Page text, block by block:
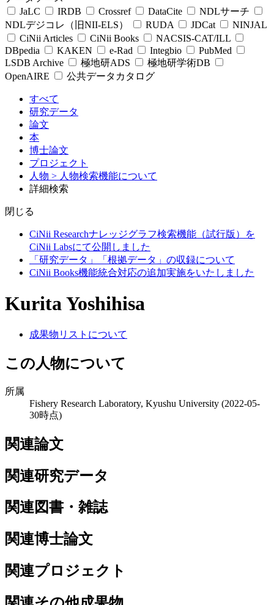
JaLC
IRDB Crossref DataCite
NDLサーチ
NDLデジコレ（旧NII-ELS）
RUDA JDCat
NINJAL
CiNii Articles
CiNii Books
NACSIS-CAT/ILL
DBpedia
KAKEN e-Rad Integbio
PubMed
LSDB Archive
極地研ADS
極地研学術DB
OpenAIRE
公共データカタログ
すべて
研究データ
論文
本
博士論文
プロジェクト
人物 > 人物検索機能について
詳細検索
閉じる
CiNii Researchナレッジグラフ検索機能（試行版）を
CiNii Labsにて公開しました
「研究データ」「根拠データ」の収録について
CiNii Books機能統合対応の追加実施をいたしました
Kurita Yoshihisa
成果物リストについて
この人物について
所属
Fishery Research Laboratory, Kyushu University (2022-05-
30時点)
関連論文
関連研究データ
関連図書・雑誌
関連博士論文
関連プロジェクト